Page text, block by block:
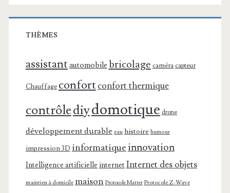
THÈMES
assistant automobile bricolage caméra capteur
Chauffage confortconfort thermique
contrôlediydomotique drone
développement durable eau histoire humour
impression 3D informatiqueinnovation
Intelligence artificielle internet Internet des objets
maintien à domicile maison Protocole Matter Protocole Z-Wave